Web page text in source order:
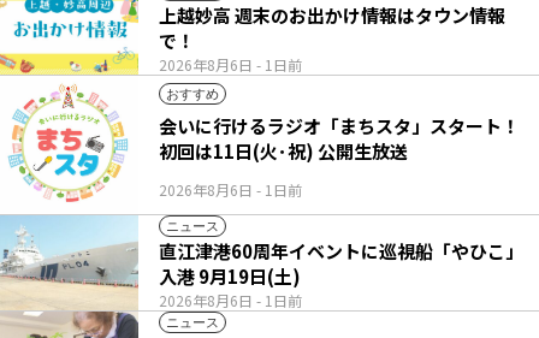
2026年8月6日 - 1日前
上越妙高 週末のお出かけ情報はタウン情報
で！
おすすめ
2026年8月6日 - 1日前
会いに行けるラジオ「まちスタ」スタート！
初回は11日(火･祝) 公開生放送
ニュース
2026年8月6日 - 1日前
直江津港60周年イベントに巡視船「やひこ」
入港 9月19日(土)
ニュース